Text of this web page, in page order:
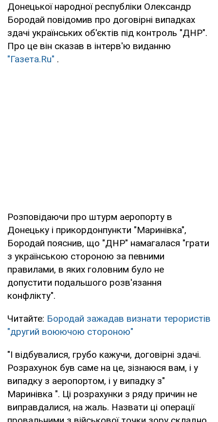
Донецької народної республіки Олександр
Бородай повідомив про договірні випадках
здачі українських об'єктів під контроль "ДНР".
Про це він сказав в інтерв'ю виданню
"Газета.Ru" .
Розповідаючи про штурм аеропорту в
Донецьку і прикордонпункти "Маринівка",
Бородай пояснив, що "ДНР" намагалася "грати
з українською стороною за певними
правилами, в яких головним було не
допустити подальшого розв'язання
конфлікту".
Читайте: Бородай зажадав визнати терористів
"другий воюючою стороною"
"І відбувалися, грубо кажучи, договірні здачі.
Розрахунок був саме на це, зізнаюся вам, і у
випадку з аеропортом, і у випадку з"
Маринівка ". Ці розрахунки з ряду причин не
виправдалися, на жаль. Назвати ці операції